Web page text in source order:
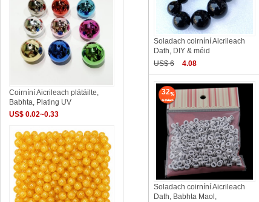
Soladach coirníní Aicrileach
Dath, DIY & méid
US$ 6
4.08
32
Soladach coirníní Aicrileach
Dath, Babhta Maol,
Coirníní Aicrileach plátáilte,
Babhta, Plating UV
US$ 0.02~0.33